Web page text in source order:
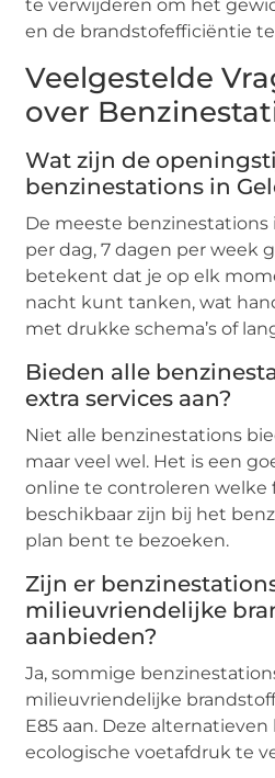
te verwijderen om het
en de brandstofefficiëntie
Veelgestelde
over
Wat zijn de
benzinestations in
De meeste benzinestations
per dag, 7 dagen per week
betekent dat je op elk
nacht kunt tanken, wat
met drukke schema’s of
Bieden alle
extra services aan?
Niet alle benzinestations
maar veel wel. Het is een
online te controleren welke
beschikbaar zijn bij het
plan bent te bezoeken.
Zijn er
milieuvriendelijke
aanbieden?
Ja, sommige
milieuvriendelijke
E85 aan. Deze
ecologische voetafdruk te